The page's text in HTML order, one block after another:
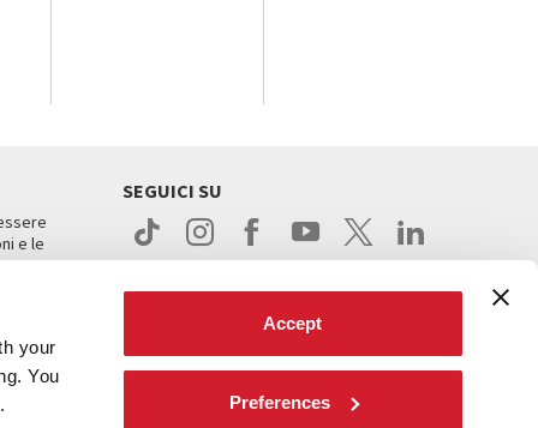
your
You
Accept
Preferences
e le
SEGUICI SU